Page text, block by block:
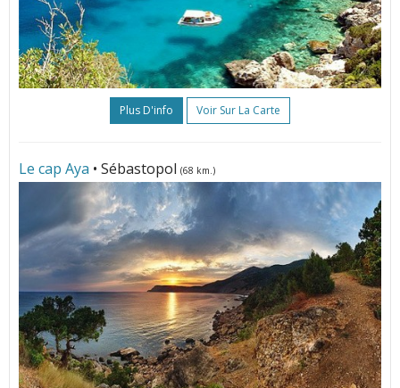
Plus D'info Voir Sur La Carte
Le cap Aya • Sébastopol (68 km.)